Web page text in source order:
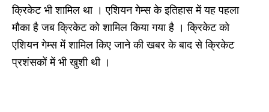
क्रिकेट भी शामिल था । एशियन गेम्स के इतिहास में यह पहला
मौका है जब क्रिकेट को शामिल किया गया है । क्रिकेट को
एशियन गेम्स में शामिल किए जाने की खबर के बाद से क्रिकेट
प्रशंसकों में भी खुशी थी ।